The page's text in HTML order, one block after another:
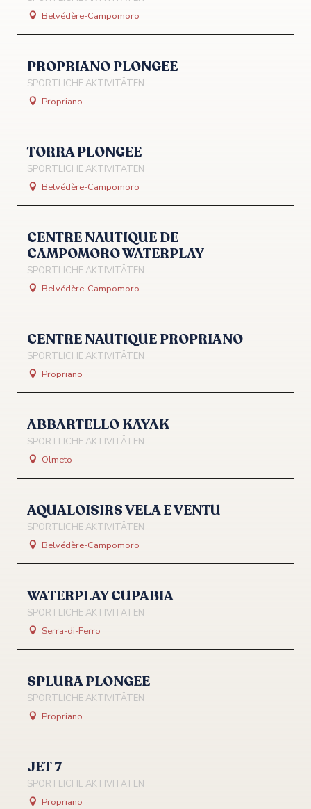
Belvédère-Campomoro
PROPRIANO PLONGEE
SPORTLICHE AKTIVITÄTEN
Propriano
TORRA PLONGEE
SPORTLICHE AKTIVITÄTEN
Belvédère-Campomoro
CENTRE NAUTIQUE DE
CAMPOMORO WATERPLAY
SPORTLICHE AKTIVITÄTEN
Belvédère-Campomoro
CENTRE NAUTIQUE PROPRIANO
SPORTLICHE AKTIVITÄTEN
Propriano
ABBARTELLO KAYAK
SPORTLICHE AKTIVITÄTEN
Olmeto
AQUALOISIRS VELA E VENTU
SPORTLICHE AKTIVITÄTEN
Belvédère-Campomoro
WATERPLAY CUPABIA
SPORTLICHE AKTIVITÄTEN
Serra-di-Ferro
SPLURA PLONGEE
SPORTLICHE AKTIVITÄTEN
Propriano
JET 7
SPORTLICHE AKTIVITÄTEN
Propriano